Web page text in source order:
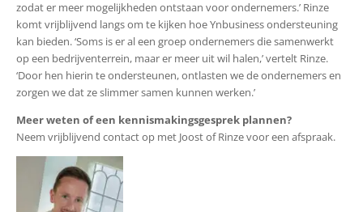
zodat er meer mogelijkheden ontstaan voor ondernemers.’ Rinze
komt vrijblijvend langs om te kijken hoe Ynbusiness ondersteuning
kan bieden. ‘Soms is er al een groep ondernemers die samenwerkt
op een bedrijventerrein, maar er meer uit wil halen,’ vertelt Rinze.
‘Door hen hierin te ondersteunen, ontlasten we de ondernemersen
zorgen we dat ze slimmer samen kunnen werken.’
Meer weten of een kennismakingsgesprek plannen?
Neem vrijblijvend contact op met Joost of Rinze voor een afspraak.